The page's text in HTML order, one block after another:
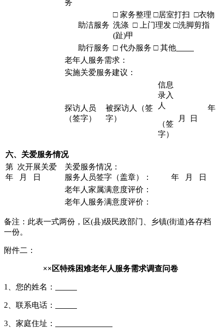
务
助洁服务
□ 家务整理 □居室打扫 □衣物
洗涤 □ 上门理发 □洗脚剪指
(趾)甲
助行服务 □ 代办服务 □ 其他
老年人服务需求：
实施关爱服务建议：
探访人员
（签字）
被探访人（签
字）
信息
录入
人
（签
字）
年
月 日
六、关爱服务情况
第 次开展关爱
年 月 日
关爱服务情况：
服务人员签字（盖章）： 年 月 日
老年人家属满意度评价：
老年人服务满意度评价：
备注：此表一式两份，区(县)级民政部门、乡镇(街道)各存档
一份。
附件二：
××区特殊困难老年人服务需求调查问卷
1、您的姓名：
2、联系电话：
3、家庭住址：